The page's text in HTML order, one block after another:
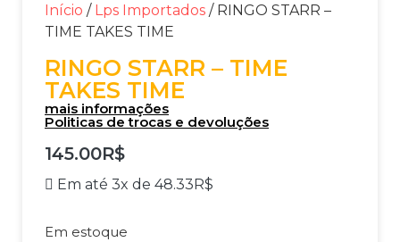
Início / Lps Importados / RINGO STARR –
TIME TAKES TIME
RINGO STARR – TIME
TAKES TIME
mais informações
Politicas de trocas e devoluções
145.00R$
Em até 3x de 48.33R$
Em estoque